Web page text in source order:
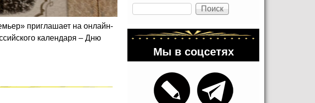
приглашает на онлайн-
календаря – Дню
Поиск
Мы в соцсетях